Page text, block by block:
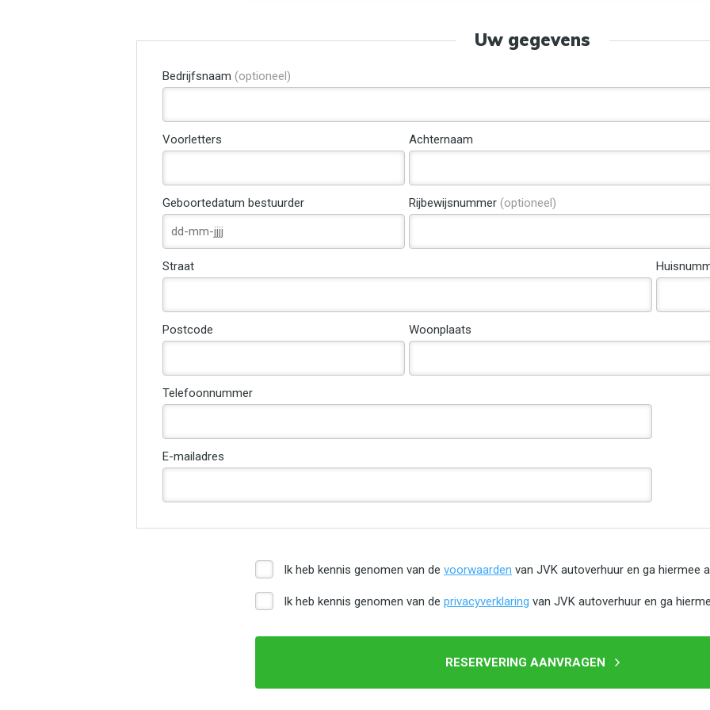
Uw gegevens
Bedrijfsnaam (optioneel)
Voorletters Achternaam
Geboortedatum bestuurder Rijbewijsnummer(optioneel)
Straat
Postcode Woonplaats
Telefoonnummer
E-mailadres
Ik heb kennis genomen van de voorwaarden van JVK autoverhuur en ga hiermee
Ik heb kennis genomen van de privacyverklaring van JVK autoverhuur en ga
RESERVERING AANVRAGEN